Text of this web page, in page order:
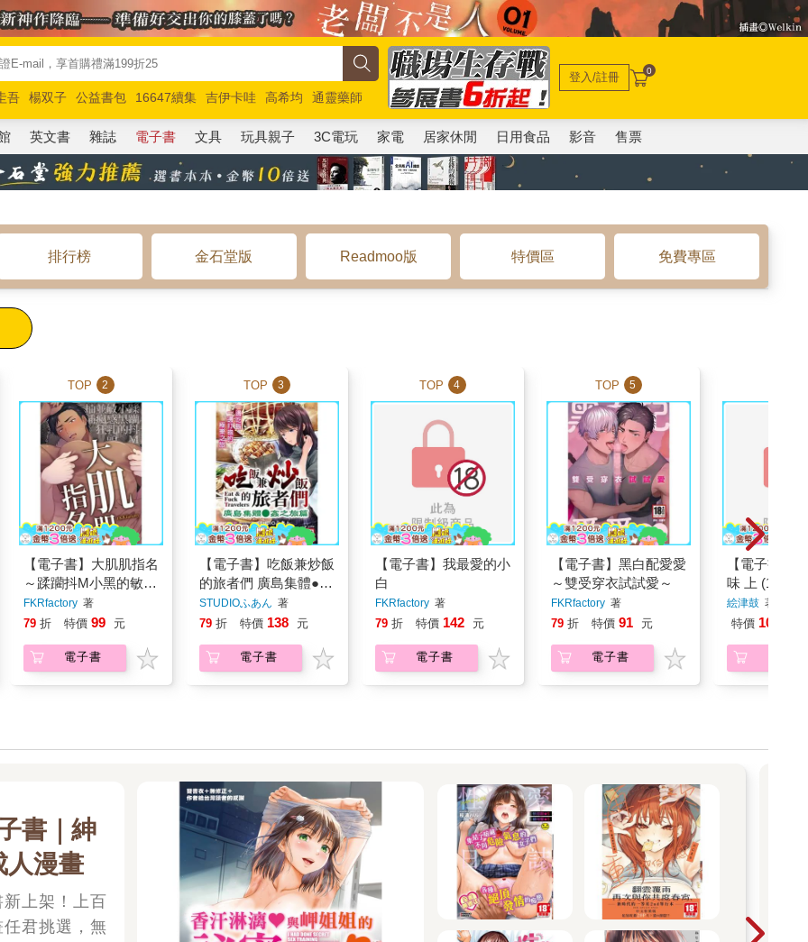
吾 楊双子 公益書包 16647續集 吉伊卡哇 高希均
通靈藥師
路邊攤新作
馬斯克 玩具總動員5 超慢跑
登入/註冊 0
英文書 雜誌 電子書 文具 玩具親子 3C電玩 家電 居家休閒 日用食品 影音 售票
排行榜 金石堂版 Readmoo版 特價區 免費專區
TOP 2
【電子書】大肌肌指名
～蹂躪抖M小黑的敏感
乳頭並瘋狂抽插～
FKRfactory著
79 折 特價 99 元
電子書
TOP 3
【電子書】吃飯兼炒飯
的旅者們 廣島集體●姦
之旅篇
STUDIOふあん 著
79 折 特價 138 元
電子書
TOP 4
【電子書】我最愛的小
白
FKRfactory著
79 折 特價 142 元
電子書
TOP 5
【電子書】黑白配愛愛
～雙受穿衣試試愛～
FKRfactory著
79 折 特價 91 元
電子書
【電子書】
味 上 (1)
絵津鼓著
特價 105
書｜紳
人漫畫
上架！上百
君挑選，無